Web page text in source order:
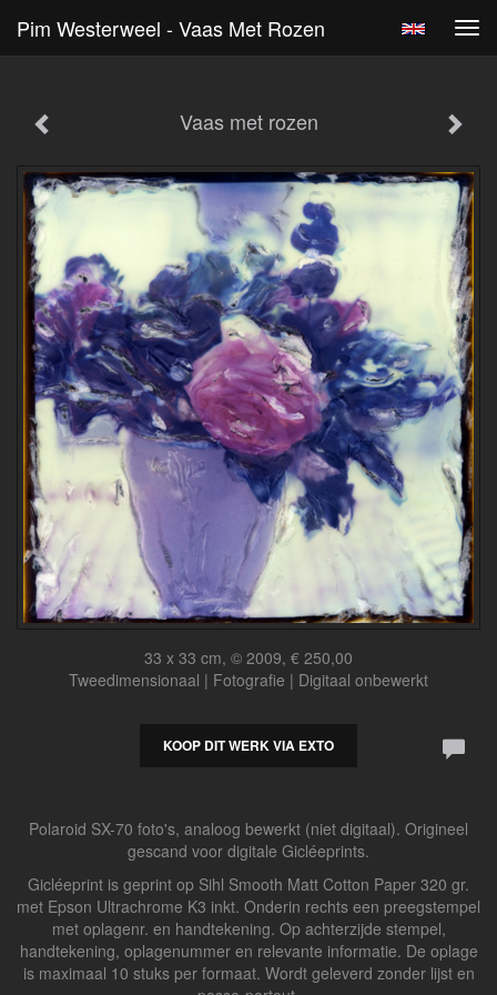
Pim Westerweel - Vaas Met Rozen
Vaas met rozen
33 x 33 cm, © 2009, € 250,00
Tweedimensionaal | Fotografie | Digitaal onbewerkt
KOOP DIT WERK VIA EXTO
Polaroid SX-70 foto's, analoog bewerkt (niet digitaal). Origineel
gescand voor digitale Gicléeprints.
Gicléeprint is geprint op Sihl Smooth Matt Cotton Paper 320 gr.
met Epson Ultrachrome K3 inkt. Onderin rechts een preegstempel
met oplagenr. en handtekening. Op achterzijde stempel,
handtekening, oplagenummer en relevante informatie. De oplage
is maximaal 10 stuks per formaat. Wordt geleverd zonder lijst en